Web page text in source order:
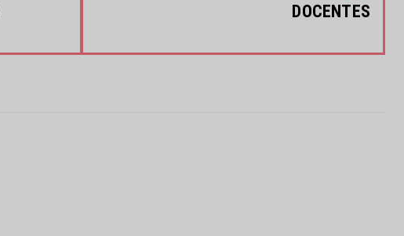
DOCENTES